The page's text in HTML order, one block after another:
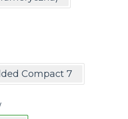
Compact 7